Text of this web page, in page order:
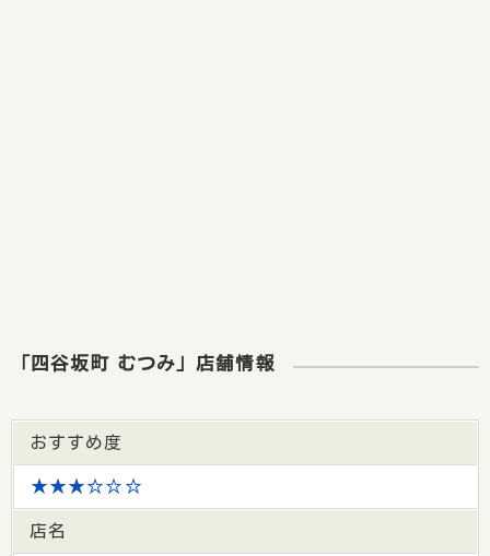
「四谷坂町 むつみ」店舗情報
おすすめ度
★★★☆☆☆
店名